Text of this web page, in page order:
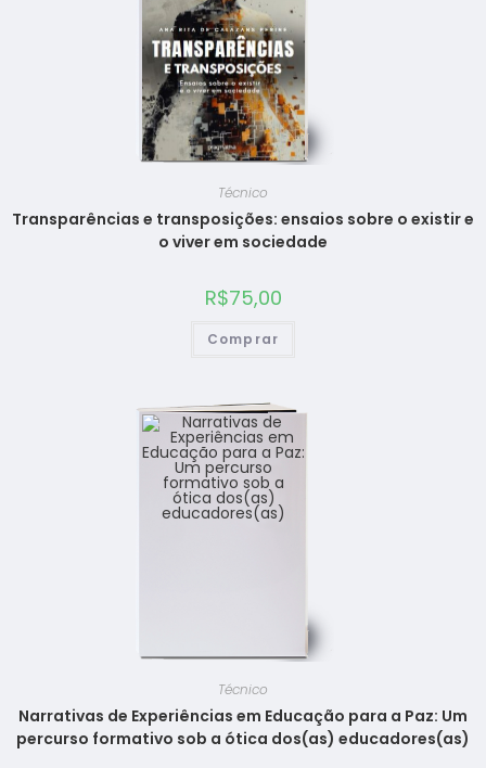
Técnico
Transparências e transposições: ensaios sobre o existir e
o viver em sociedade
R$75,00
Comprar
Técnico
Narrativas de Experiências em Educação para a Paz: Um
percurso formativo sob a ótica dos(as) educadores(as)